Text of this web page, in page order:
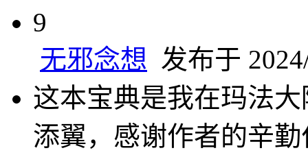
9
无邪念想 发布于
这本宝典是我在玛法
添翼，感谢作者的辛